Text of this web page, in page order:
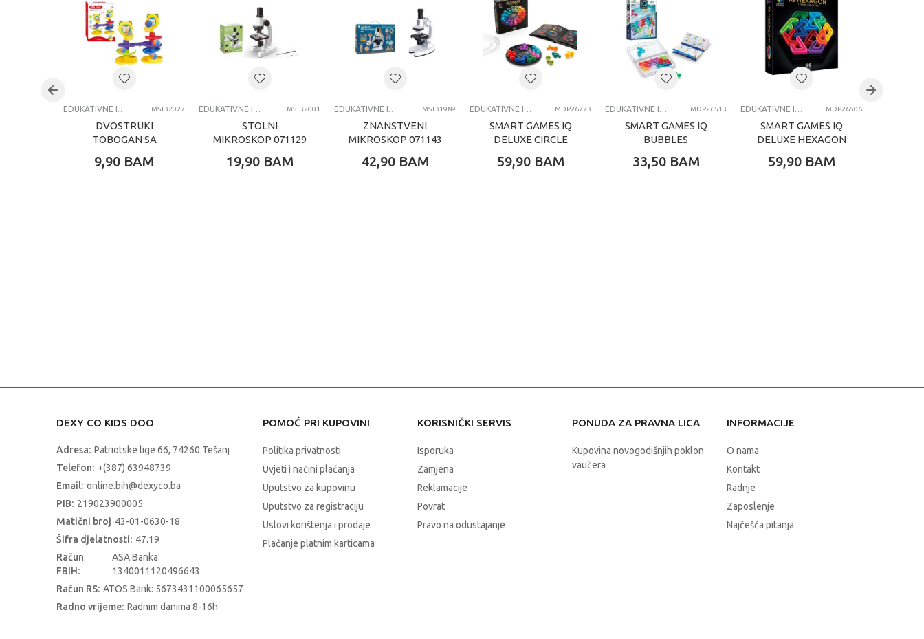
Uzrast
Brend Clementoni Baby
EDUKATIVNE IGRACKE ZA DECU MST32027
DVOSTRUKI
TOBOGAN SA
9,90 BAM
EDUKATIVNE IGRACKE ZA DECU MST32001
STOLNI
MIKROSKOP 071129
19,90 BAM
EDUKATIVNE IGRACKE ZA DECU MST31989
ZNANSTVENI
MIKROSKOP 071143
42,90 BAM
EDUKATIVNE IGRACKE ZA DECU MDP26773
SMART GAMES IQ
DELUXE CIRCLE
59,90 BAM
EDUKATIVNE IGRACKE ZA DECU MDP26513
SMART GAMES IQ
BUBBLES
33,50 BAM
EDUKATIVNE IGRACKE ZA DECU MDP26506
SMART GAMES IQ
DELUXE HEXAGON
59,90 BAM
DEXY CO KIDS DOO
Adresa: Patriotske lige 66, 74260 Tešanj
Telefon: +(387) 63948739
Email: online.bih@dexyco.ba
PIB: 219023900005
Matični broj 43-01-0630-18
Šifra djelatnosti: 47.19
Račun
FBIH:
ASA Banka:
1340011120496643
Račun RS: ATOS Bank: 5673431100065657
Radno vrijeme: Radnim danima 8-16h
POMOĆ PRI KUPOVINI
Politika privatnosti
Uvjeti i načini plaćanja
Uputstvo za kupovinu
Uputstvo za registraciju
Uslovi korištenja i prodaje
Plaćanje platnim karticama
KORISNIČKI SERVIS
Isporuka
Zamjena
Reklamacije
Povrat
Pravo na odustajanje
PONUDA ZA PRAVNA LICA
Kupovina novogodišnjih poklon
vaučera
INFORMACIJE
O nama
Kontakt
Radnje
Zaposlenje
Najčešća pitanja